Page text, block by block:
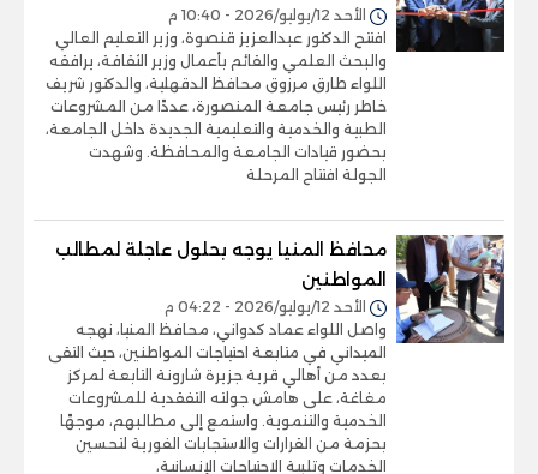
الأحد 12/يوليو/2026 - 10:40 م
افتتح الدكتور عبدالعزيز قنصوة، وزير التعليم العالي
والبحث العلمي والقائم بأعمال وزير الثقافة، يرافقه
اللواء طارق مرزوق محافظ الدقهلية، والدكتور شريف
خاطر رئيس جامعة المنصورة، عددًا من المشروعات
الطبية والخدمية والتعليمية الجديدة داخل الجامعة،
بحضور قيادات الجامعة والمحافظة. وشهدت
الجولة افتتاح المرحلة
محافظ المنيا يوجه بحلول عاجلة لمطالب
المواطنين
الأحد 12/يوليو/2026 - 04:22 م
واصل اللواء عماد كدواني، محافظ المنيا، نهجه
الميداني في متابعة احتياجات المواطنين، حيث التقى
بعدد من أهالي قرية جزيرة شارونة التابعة لمركز
مغاغة، على هامش جولته التفقدية للمشروعات
الخدمية والتنموية. واستمع إلى مطالبهم، موجهًا
بحزمة من القرارات والاستجابات الفورية لتحسين
الخدمات وتلبية الاحتياجات الإنسانية،